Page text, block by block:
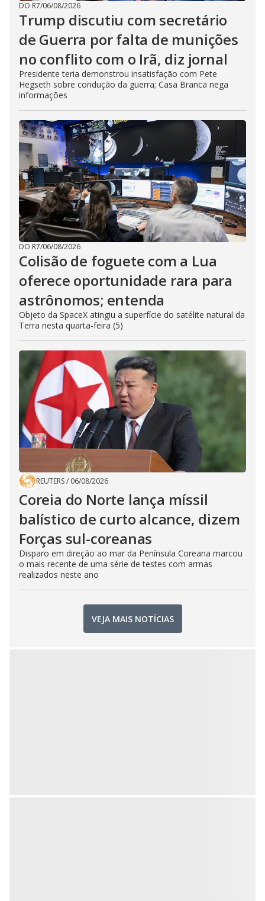
DO R7/06/08/2026
Trump discutiu com secretário
de Guerra por falta de munições
no conflito com o Irã, diz jornal
Presidente teria demonstrou insatisfação com Pete
Hegseth sobre condução da guerra; Casa Branca nega
informações
DO R7/06/08/2026
Colisão de foguete com a Lua
oferece oportunidade rara para
astrônomos; entenda
Objeto da SpaceX atingiu a superfície do satélite natural da
Terra nesta quarta-feira (5)
REUTERS/ 06/08/2026
Coreia do Norte lança míssil
balístico de curto alcance, dizem
Forças sul-coreanas
Disparo em direção ao mar da Península Coreana marcou
o mais recente de uma série de testes com armas
realizados neste ano
VEJA MAIS NOTÍCIAS